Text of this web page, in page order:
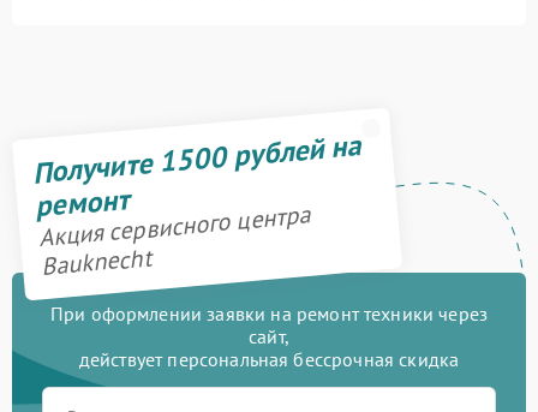
Получите 1500 рублей на
ремонт
Акция сервисного центра
Bauknecht
При оформлении заявки на ремонт техники через
сайт,
действует персональная бессрочная скидка